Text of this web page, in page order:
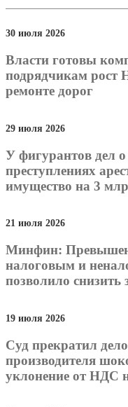
30 июля 2026
Власти готовы
подрядчикам рост
ремонте дорог
29 июля 2026
У фигурантов дел
преступлениях
имущество на 3
21 июля 2026
Минфин:
налоговым и
позволило снизить
19 июля 2026
Суд прекратил
производителя
уклонение от НДС